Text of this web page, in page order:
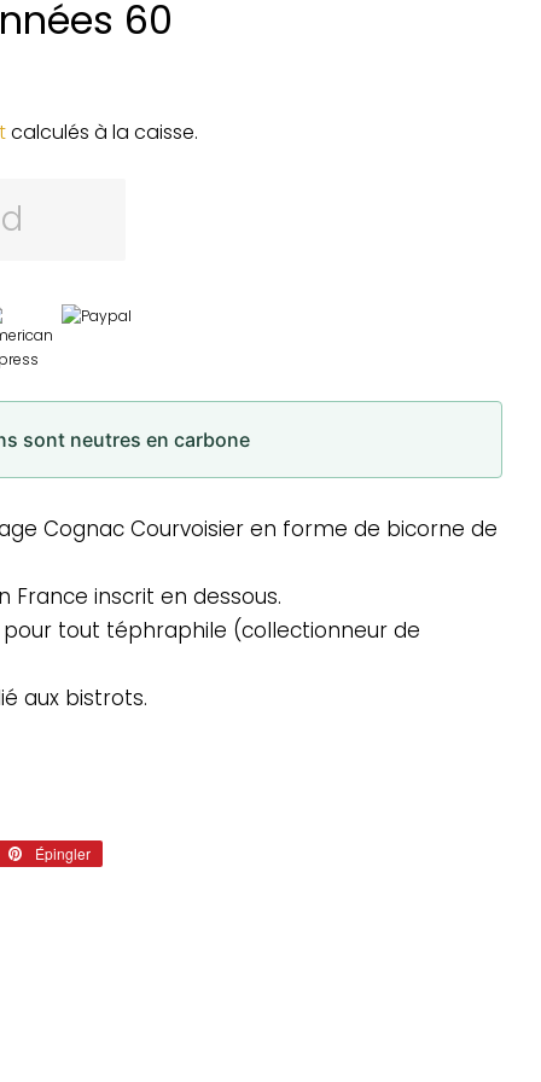
60
calculés à la caisse.
sont neutres en carbone
Cognac Courvoisier en forme de bicorne de
France inscrit en dessous.
tout téphraphile (collectionneur de
aux bistrots.
Épingler